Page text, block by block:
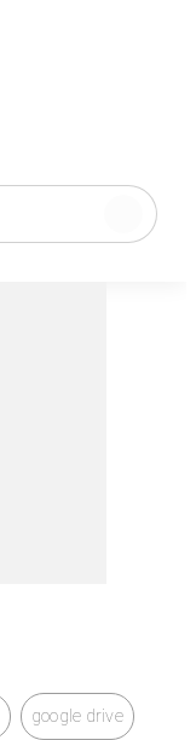
google drive